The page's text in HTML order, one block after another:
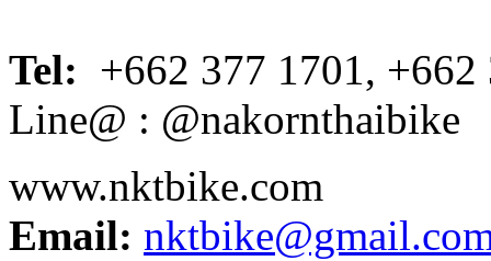
Tel: +662 377 1701,
Line@ : @nakornthaibike
www.nktbike.com
Email: